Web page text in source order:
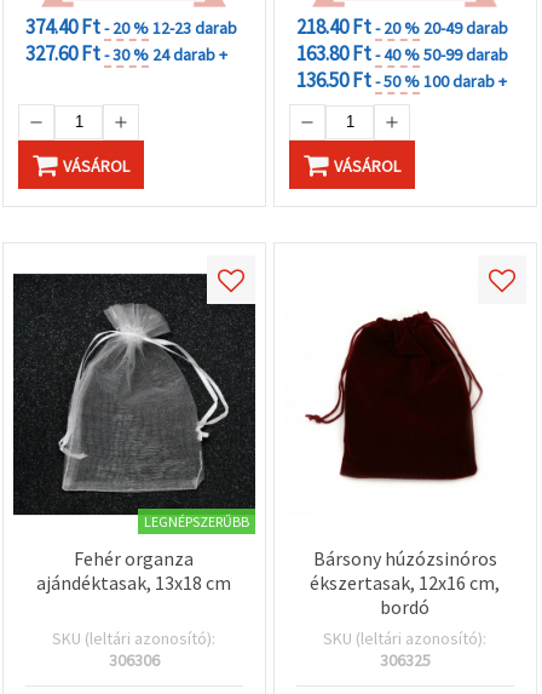
374.40 Ft- 20 %12-23 darab
327.60 Ft- 30 % 24 darab +
VÁSÁROL
218.40 Ft- 20 % 20-49 darab
163.80 Ft- 40 %50-99 darab
136.50 Ft- 50 %100 darab +
VÁSÁROL
LEGNÉPSZERŰBB
Fehér organza
ajándéktasak, 13x18 cm
SKU (leltári azonosító):
306306
Bársony húzózsinóros
ékszertasak, 12x16 cm,
bordó
SKU (leltári azonosító):
306325